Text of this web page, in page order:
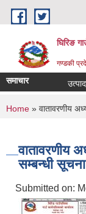
Skip to main content
घिरिङ
गण्डकी
समाचार
You are
Home » वातावरणीय
वातावरणीय
सम्बन्धी
Submitted on: